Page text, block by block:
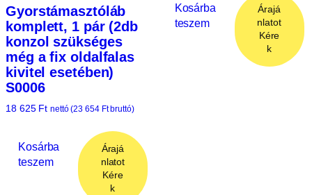
Gyorstámasztóláb
komplett, 1 pár (2db
konzol szükséges
még a fix oldalfalas
kivitel esetében)
S0006
18 625 Ft nettó (23 654 Ftbruttó)
Kosárba
teszem
Árajá
nlatot
Kére
k
Kosárba
teszem
Árajá
nlatot
Kére
k